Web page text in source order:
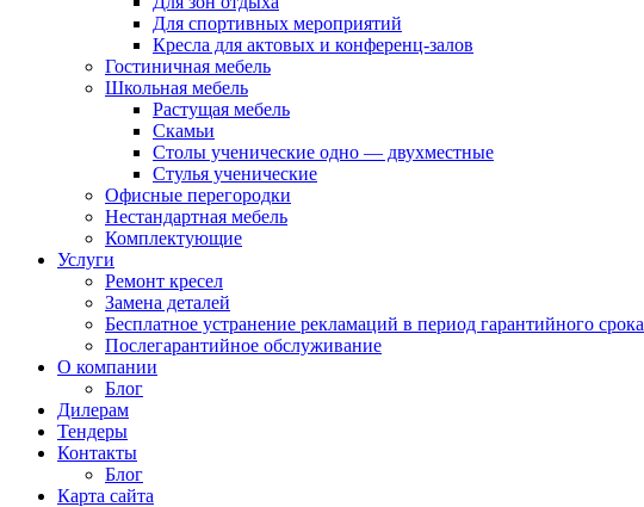
Для спортивных мероприятий
Кресла для актовых и конференц-залов
Гостиничная мебель
Школьная мебель
Растущая мебель
Скамьи
Столы ученические одно — двухместные
Стулья ученические
Офисные перегородки
Нестандартная мебель
Комплектующие
Услуги
Ремонт кресел
Замена деталей
Бесплатное устранение рекламаций в период гарантийного срока
Послегарантийное обслуживание
О компании
Блог
Дилерам
Тендеры
Контакты
Блог
Карта сайта